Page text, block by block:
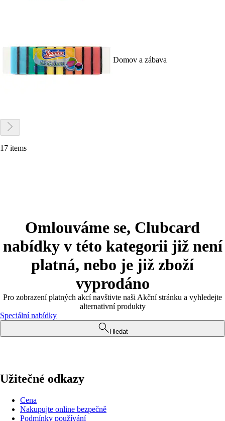
Domov a zábava
17 items
Omlouváme se, Clubcard
nabídky v této kategorii již není
platná, nebo je již zboží
vyprodáno
Pro zobrazení platných akcí navštivte naši Akční stránku a vyhledejte
alternativní produkty
Speciální nabídky
Hledat
Užitečné odkazy
Cena
Nakupujte online bezpečně
Podmínky používání